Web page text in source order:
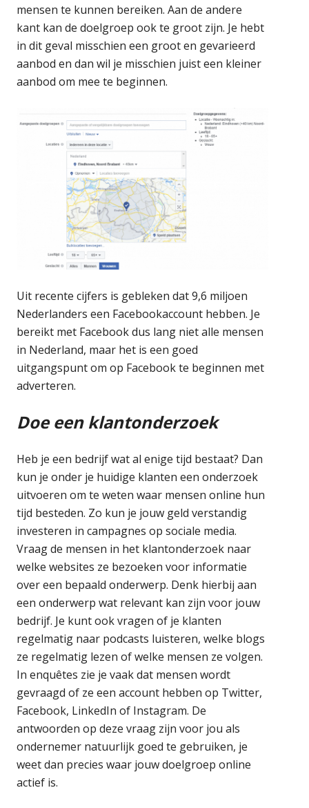
mensen te kunnen bereiken. Aan de andere
kant kan de doelgroep ook te groot zijn. Je hebt
in dit geval misschien een groot en gevarieerd
aanbod en dan wil je misschien juist een kleiner
aanbod om mee te beginnen.
Uit recente cijfers is gebleken dat 9,6 miljoen
Nederlanders een Facebookaccount hebben. Je
bereikt met Facebook dus lang niet alle mensen
in Nederland, maar het is een goed
uitgangspunt om op Facebook te beginnen met
adverteren.
Doe een klantonderzoek
Heb je een bedrijf wat al enige tijd bestaat? Dan
kun je onder je huidige klanten een onderzoek
uitvoeren om te weten waar mensen online hun
tijd besteden. Zo kun je jouw geld verstandig
investeren in campagnes op sociale media.
Vraag de mensen in het klantonderzoek naar
welke websites ze bezoeken voor informatie
over een bepaald onderwerp. Denk hierbij aan
een onderwerp wat relevant kan zijn voor jouw
bedrijf. Je kunt ook vragen of je klanten
regelmatig naar podcasts luisteren, welke blogs
ze regelmatig lezen of welke mensen ze volgen.
In enquêtes zie je vaak dat mensen wordt
gevraagd of ze een account hebben op Twitter,
Facebook, LinkedIn of Instagram. De
antwoorden op deze vraag zijn voor jou als
ondernemer natuurlijk goed te gebruiken, je
weet dan precies waar jouw doelgroep online
actief is.